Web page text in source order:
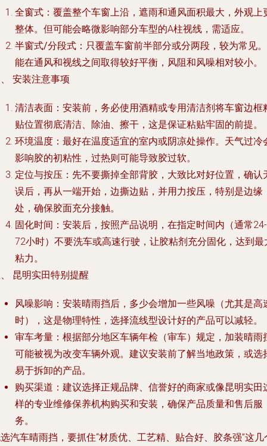
全窗式 ：覆盖整个车窗上沿，遮雨和通风面积最大，外观上
整体。但可能会略微影响部分车型的A柱视线，需适应。
半窗式/分段式 ：只覆盖车窗前半部分或分两段，较为常见。
能在通风和视线之间取得较好平衡，风阻和风噪相对较小。
安装注意事项
清洁表面 ：安装前，务必使用酒精或专用清洁剂将车窗边框
贴位置彻底清洁、除油、擦干，这是保证粘贴牢固的前提。
环境温度 ：最好在温度适宜的室内或阴凉处操作。天气过冷
影响胶的初粘性，过热则可能导致胶过软。
定位与按压 ：先不要撕掉全部背胶，大致比对好位置，确认
误后，再从一端开始，边撕边贴，并用力按压，特别是边缘
处，确保胶面充分接触。
固化时间 ：安装后，按照产品说明，在指定时间内（通常24-
72小时）不要洗车或高速行驶，让胶粘剂充分固化，达到最
粘力。
昆明实田特别提醒
风噪影响 ：安装晴雨挡后，多少会增加一些风噪（尤其是高
时），这是物理特性，选择流线型设计好的产品可以减轻。
审车考量 ：根据部分地区车辆年检（审车）规定，加装晴雨
可能被视为改变车辆外观。建议安装前了解当地政策，或选
易于拆卸的产品。
购买渠道 ：建议选择正规品牌、信誉好的商家或像昆明实田
样的专业维修保养机构购买和安装，确保产品质量和售后服
务。
汽车晴雨挡，要抓住“材质优、工艺精、贴合好、胶条强”这几